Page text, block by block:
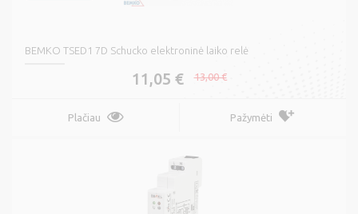
BEMKO TSED1 7D Schucko elektroninė laiko relė
11,05 € 13,00 €
Plačiau Pažymėti